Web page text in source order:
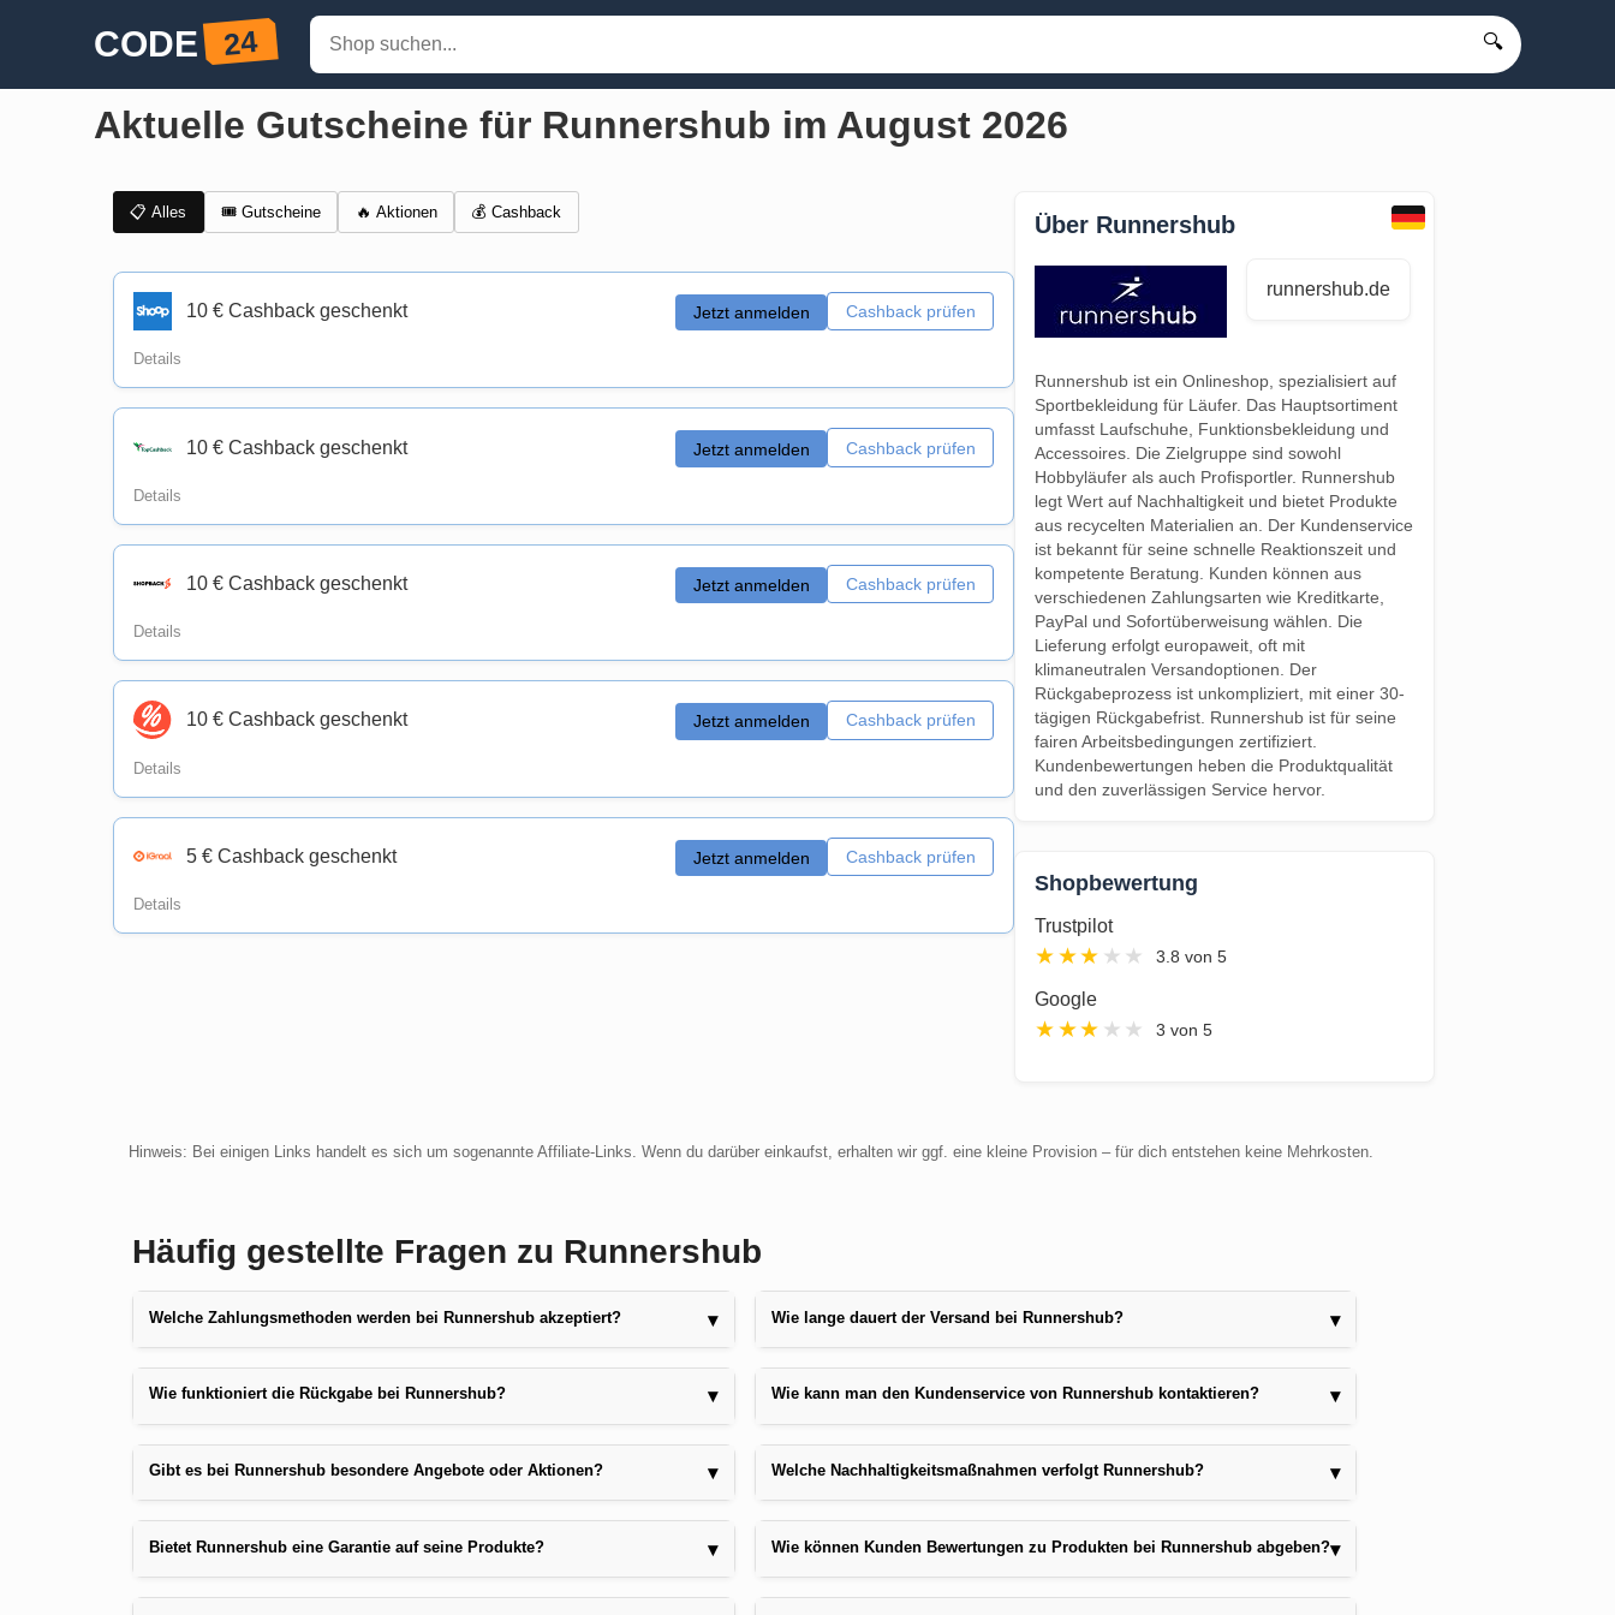
🔍
Aktuelle Gutscheine für Runnershub im August 2026
📋 Alles 🎟️ Gutscheine 🔥 Aktionen 💰 Cashback
10 € Cashback geschenkt Jetzt anmelden Cashback prüfen
Details
10 € Cashback geschenkt Jetzt anmelden Cashback prüfen
Details
10 € Cashback geschenkt Jetzt anmelden Cashback prüfen
Details
10 € Cashback geschenkt Jetzt anmelden Cashback prüfen
Details
5 € Cashback geschenkt Jetzt anmelden Cashback prüfen
Details
Über Runnershub
runnershub.de
Runnershub ist ein Onlineshop, spezialisiert auf
Sportbekleidung für Läufer. Das Hauptsortiment
umfasst Laufschuhe, Funktionsbekleidung und
Accessoires. Die Zielgruppe sind sowohl
Hobbyläufer als auch Profisportler. Runnershub
legt Wert auf Nachhaltigkeit und bietet Produkte
aus recycelten Materialien an. Der Kundenservice
ist bekannt für seine schnelle Reaktionszeit und
kompetente Beratung. Kunden können aus
verschiedenen Zahlungsarten wie Kreditkarte,
PayPal und Sofortüberweisung wählen. Die
Lieferung erfolgt europaweit, oft mit
klimaneutralen Versandoptionen. Der
Rückgabeprozess ist unkompliziert, mit einer 30-
tägigen Rückgabefrist. Runnershub ist für seine
fairen Arbeitsbedingungen zertifiziert.
Kundenbewertungen heben die Produktqualität
und den zuverlässigen Service hervor.
Shopbewertung
Trustpilot
★★★ ★ ★ 3.8 von 5
Google
★★★ ★ ★ 3 von 5
Hinweis: Bei einigen Links handelt es sich um sogenannte Affiliate-Links. Wenn du darüber einkaufst, erhalten wir ggf. eine kleine Provision – für dich entstehen keine Mehrkosten.
Häufig gestellte Fragen zu Runnershub
Welche Zahlungsmethoden werden bei Runnershub akzeptiert? ▾ Wie lange dauert der Versand bei Runnershub? ▾
Wie funktioniert die Rückgabe bei Runnershub? ▾ Wie kann man den Kundenservice von Runnershub kontaktieren? ▾
Gibt es bei Runnershub besondere Angebote oder Aktionen? ▾ Welche Nachhaltigkeitsmaßnahmen verfolgt Runnershub? ▾
Bietet Runnershub eine Garantie auf seine Produkte? ▾ Wie können Kunden Bewertungen zu Produkten bei Runnershub abgeben?▾